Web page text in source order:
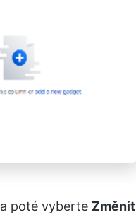
a poté vyberte Změnit